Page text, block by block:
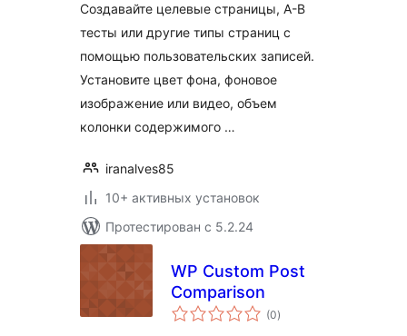
Создавайте целевые страницы, A-B
тесты или другие типы страниц с
помощью пользовательских записей.
Установите цвет фона, фоновое
изображение или видео, объем
колонки содержимого …
iranalves85
10+ активных установок
Протестирован с 5.2.24
WP Custom Post
Comparison
(0общий
рейтинг
)